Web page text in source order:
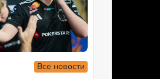
Все новости